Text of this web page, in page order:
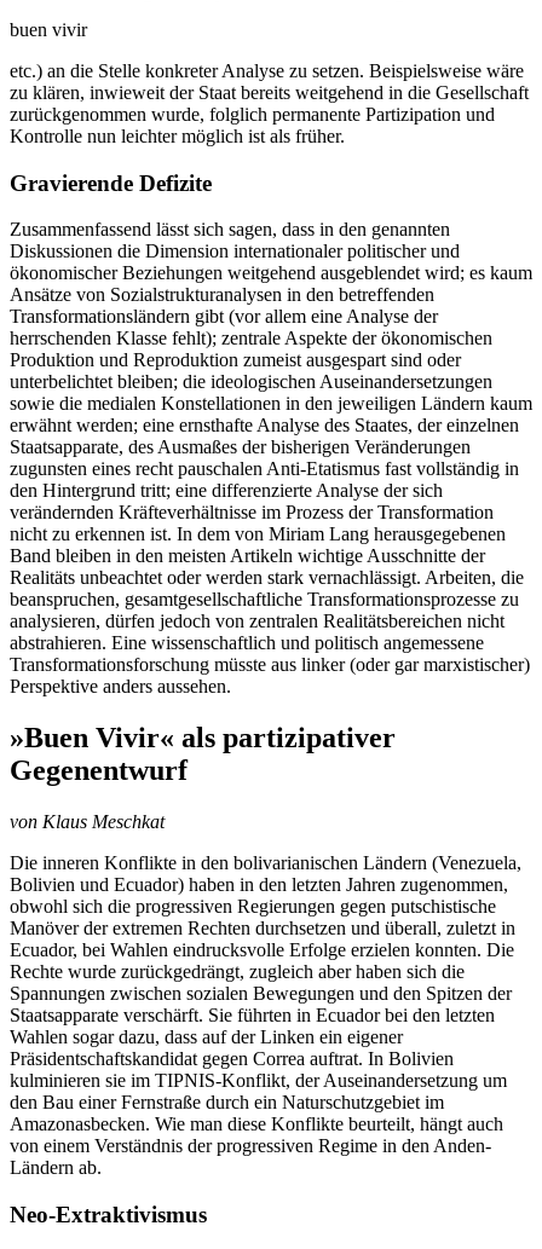
buen vivir
etc.) an die Stelle konkreter Analyse zu setzen. Beispielsweise wäre
zu klären, inwieweit der Staat bereits weitgehend in die Gesellschaft
zurückgenommen wurde, folglich permanente Partizipation und
Kontrolle nun leichter möglich ist als früher.
Gravierende Defizite
Zusammenfassend lässt sich sagen, dass in den genannten
Diskussionen die Dimension internationaler politischer und
ökonomischer Beziehungen weitgehend ausgeblendet wird; es kaum
Ansätze von Sozialstrukturanalysen in den betreffenden
Transformationsländern gibt (vor allem eine Analyse der
herrschenden Klasse fehlt); zentrale Aspekte der ökonomischen
Produktion und Reproduktion zumeist ausgespart sind oder
unterbelichtet bleiben; die ideologischen Auseinandersetzungen
sowie die medialen Konstellationen in den jeweiligen Ländern kaum
erwähnt werden; eine ernsthafte Analyse des Staates, der einzelnen
Staatsapparate, des Ausmaßes der bisherigen Veränderungen
zugunsten eines recht pauschalen Anti-Etatismus fast vollständig in
den Hintergrund tritt; eine differenzierte Analyse der sich
verändernden Kräfteverhältnisse im Prozess der Transformation
nicht zu erkennen ist. In dem von Miriam Lang herausgegebenen
Band bleiben in den meisten Artikeln wichtige Ausschnitte der
Realitäts unbeachtet oder werden stark vernachlässigt. Arbeiten, die
beanspruchen, gesamtgesellschaftliche Transformationsprozesse zu
analysieren, dürfen jedoch von zentralen Realitätsbereichen nicht
abstrahieren. Eine wissenschaftlich und politisch angemessene
Transformationsforschung müsste aus linker (oder gar marxistischer)
Perspektive anders aussehen.
»Buen Vivir« als partizipativer
Gegenentwurf
von Klaus Meschkat
Die inneren Konflikte in den bolivarianischen Ländern (Venezuela,
Bolivien und Ecuador) haben in den letzten Jahren zugenommen,
obwohl sich die progressiven Regierungen gegen putschistische
Manöver der extremen Rechten durchsetzen und überall, zuletzt in
Ecuador, bei Wahlen eindrucksvolle Erfolge erzielen konnten. Die
Rechte wurde zurückgedrängt, zugleich aber haben sich die
Spannungen zwischen sozialen Bewegungen und den Spitzen der
Staatsapparate verschärft. Sie führten in Ecuador bei den letzten
Wahlen sogar dazu, dass auf der Linken ein eigener
Präsidentschaftskandidat gegen Correa auftrat. In Bolivien
kulminieren sie im TIPNIS-Konflikt, der Auseinandersetzung um
den Bau einer Fernstraße durch ein Naturschutzgebiet im
Amazonasbecken. Wie man diese Konflikte beurteilt, hängt auch
von einem Verständnis der progressiven Regime in den Anden-
Ländern ab.
Neo-Extraktivismus